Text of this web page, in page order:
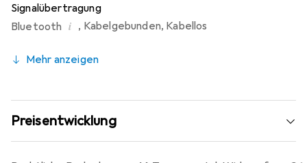
Signalübertragung
Bluetooth i , Kabelgebunden, Kabellos
Mehr anzeigen
Preisentwicklung